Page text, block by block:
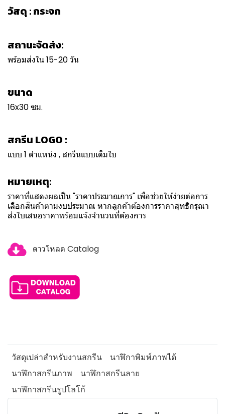
วัสดุ : กระจก
สถานะจัดส่ง:
พร้อมส่งใน 15-20 วัน
ขนาด
16x30 ซม.
สกรีน LOGO :
แบบ 1 ตำแหน่ง , สกรีนแบบเต็มใบ
หมายเหตุ:
ราคาที่แสดงผลเป็น "ราคาประมาณการ" เพื่อช่วยให้ง่ายต่อการ
เลือกสินค้าตามงบประมาณ หากลูกค้าต้องการราคาสุทธิกรุณา
ส่งใบเสนอราคาพร้อมแจ้งจำนวนที่ต้องการ
ดาวโหลด Catalog
วัสดุเปล่าสำหรับงานสกรีน
นาฬิกาพิมพ์ภาพได้
นาฬิกาสกรีนภาพ
นาฬิกาสกรีนลาย
นาฬิกาสกรีนรูปโลโก้